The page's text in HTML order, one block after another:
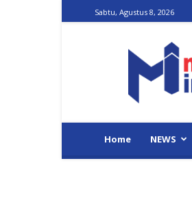
Sabtu, Agustus 8, 2026
Home NEWS